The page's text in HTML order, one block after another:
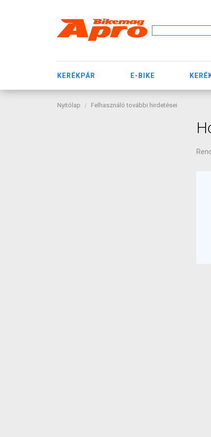
KERÉKPÁR E-BIKE
Nyitólap Felhasználó további hirdetései